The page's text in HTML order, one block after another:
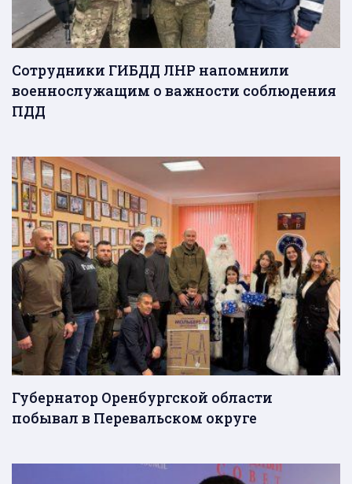
Сотрудники ГИБДД ЛНР напомнили
военнослужащим о важности соблюдения
ПДД
Губернатор Оренбургской области
побывал в Перевальском округе